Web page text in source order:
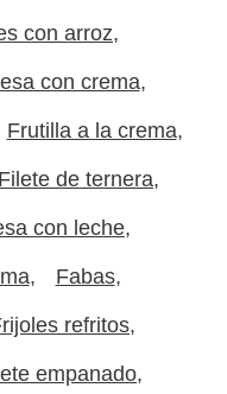
con arroz
con crema
Frutilla a la crema
Filete de ternera
con leche
Fabas
refritos
empanado